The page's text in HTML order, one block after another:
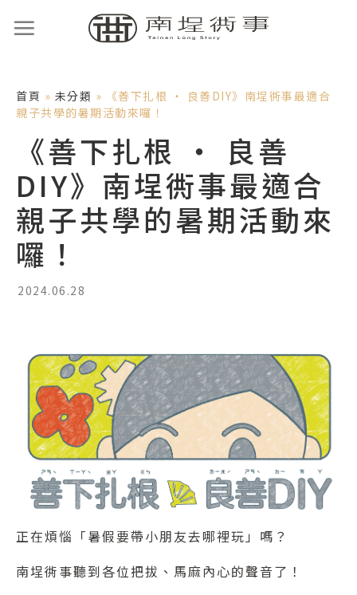
首頁 » 未分類 »
《善下扎根 ‧ 良善DIY》南埕衖事最適合
親子共學的暑期活動來囉！
《善下扎根 ‧ 良善
DIY》南埕衖事最適合
親子共學的暑期活動來
囉！
2024.06.28
正在煩惱「暑假要帶小朋友去哪裡玩」嗎？
南埕衖事聽到各位把拔、馬麻內心的聲音了！